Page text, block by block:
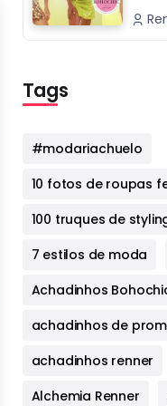
Tags
#modariachuelo
10 fotos de roupas
100 truques de
7 estilos de moda
Achadinhos
achadinhos de
achadinhos renner
Alchemia Renner